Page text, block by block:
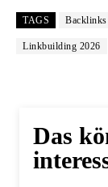
TAGS Backlinks
Linkbuilding 2026
Das